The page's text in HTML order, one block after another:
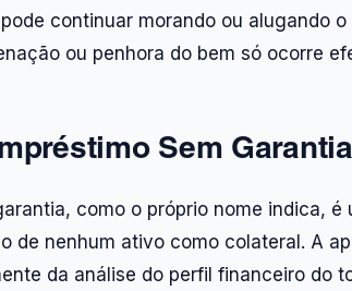
continuar morando ou alugando
ou penhora do bem só ocorre
Sem
como o próprio nome indica,
de nenhum ativo como colateral. A
da análise do perfil financeiro do